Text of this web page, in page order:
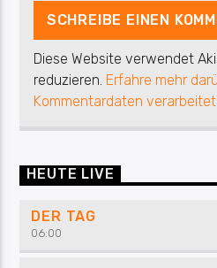
Diese Website verwendet
reduzieren. Erfahre mehr
Kommentardaten
HEUTE LIVE
DER TAG
06:00